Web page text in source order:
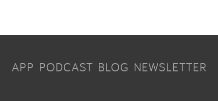
APP PODCAST BLOG NEWSLETTER